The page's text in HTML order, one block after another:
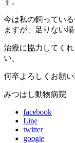
今は私の飼ってい
ますが、足りない
治療に協力してく
い。
何卒よろしくお願い
みつはし動物病院
facebook
Line
twitter
google